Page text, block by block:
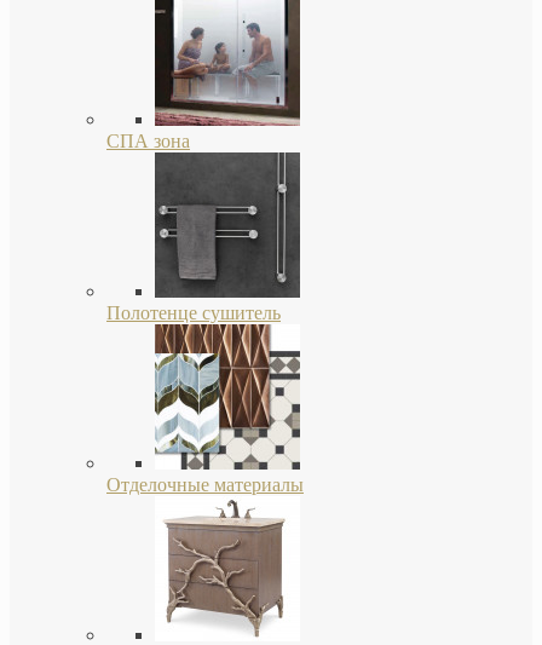
СПА зона
Полотенце сушитель
Отделочные материалы